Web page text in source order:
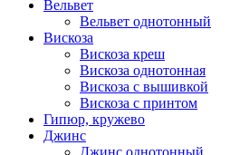
Вельвет
Вельвет однотонный
Вискоза
Вискоза креш
Вискоза однотонная
Вискоза с вышивкой
Вискоза с принтом
Гипюр, кружево
Джинс
Джинс однотонный